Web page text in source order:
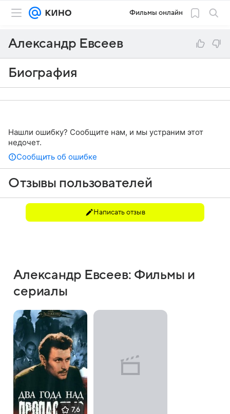
Фильмы онлайн
Александр Евсеев
Биография
Нашли ошибку? Сообщите нам, и мы устраним этот
недочет.
Сообщить об ошибке
Отзывы пользователей
Написать отзыв
Александр Евсеев: Фильмы и
сериалы
7,6